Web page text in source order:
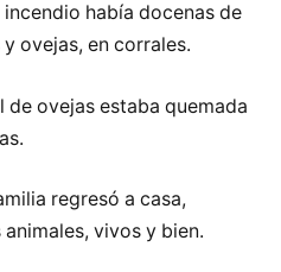
había docenas de
ovejas, en corrales.
ovejas estaba quemada
regresó a casa,
vivos y bien.